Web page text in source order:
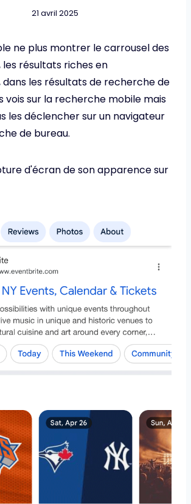
21 avril 2025
ne plus montrer le carrousel des
résultats riches en
les résultats de recherche de
vois sur la recherche mobile mais
les déclencher sur un navigateur
de bureau.
d'écran de son apparence sur